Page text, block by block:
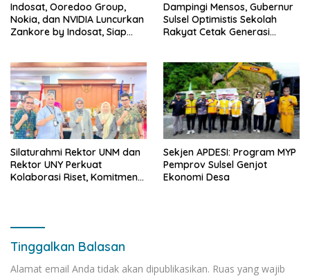
Indosat, Ooredoo Group,
Nokia, dan NVIDIA Luncurkan
Zankore by Indosat, Siap
Infrastruktur AI Terintegerasi
Dampingi Mensos, Gubernur
Sulsel Optimistis Sekolah
Rakyat Cetak Generasi
Silaturahmi Rektor UNM dan
Rektor UNY Perkuat
Kolaborasi Riset, Komitmen
Sekjen APDESI: Program MYP
Pemprov Sulsel Genjot
Ekonomi Desa
Tinggalkan Balasan
Alamat email Anda tidak akan dipublikasikan. Ruas yang wajib